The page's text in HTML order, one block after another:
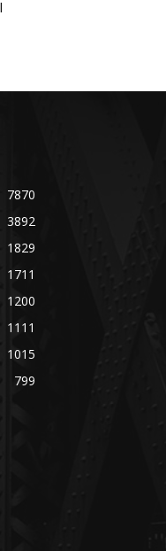
7870
3892
1829
1711
1200
1111
1015
799